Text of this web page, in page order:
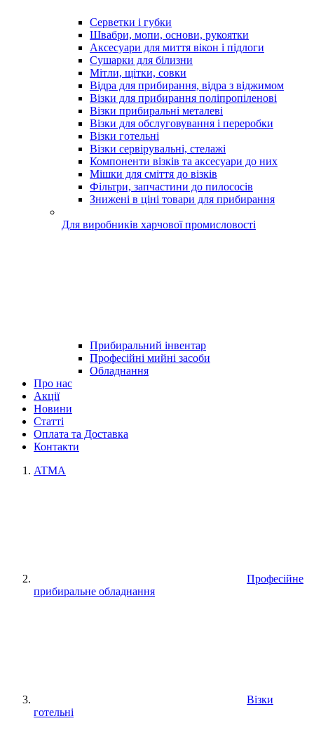
Серветки і губки
Швабри, мопи, основи, рукоятки
Аксесуари для миття вікон і підлоги
Сушарки для білизни
Мітли, щітки, совки
Відра для прибирання, відра з віджимом
Візки для прибирання поліпропіленові
Візки прибиральні металеві
Візки для обслуговування і переробки
Візки готельні
Візки сервірувальні, стелажі
Компоненти візків та аксесуари до них
Мішки для сміття до візків
Фільтри, запчастини до пилососів
Знижені в ціні товари для прибирання
Для виробників харчової промисловості
Прибиральний інвентар
Професійні мийні засоби
Обладнання
Про нас
Акції
Новини
Статті
Оплата та Доставка
Контакти
ATMA
Професійне
прибиральне обладнання
Візки
готельні